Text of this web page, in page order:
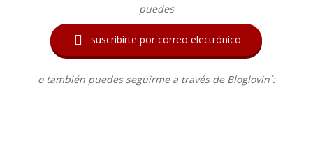
puedes
 suscribirte por correo electrónico
o también puedes seguirme a través de Bloglovin´: